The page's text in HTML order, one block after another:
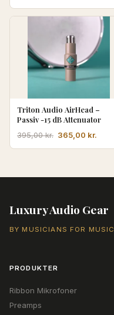
oprindelige
pris
4.870,00 kr..
Triton Audio AirHead –
Passiv -15 dB Attenuator
395,00kr. Den
oprindelige
365,00 kr.
Luxury Audio Gear
BY MUSICIANS FOR
PRODUKTER
Ribbon Mikrofoner
Preamps